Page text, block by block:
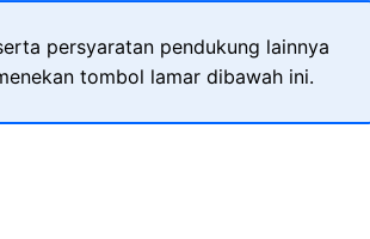
persyaratan pendukung lainnya
tombol lamar dibawah ini.